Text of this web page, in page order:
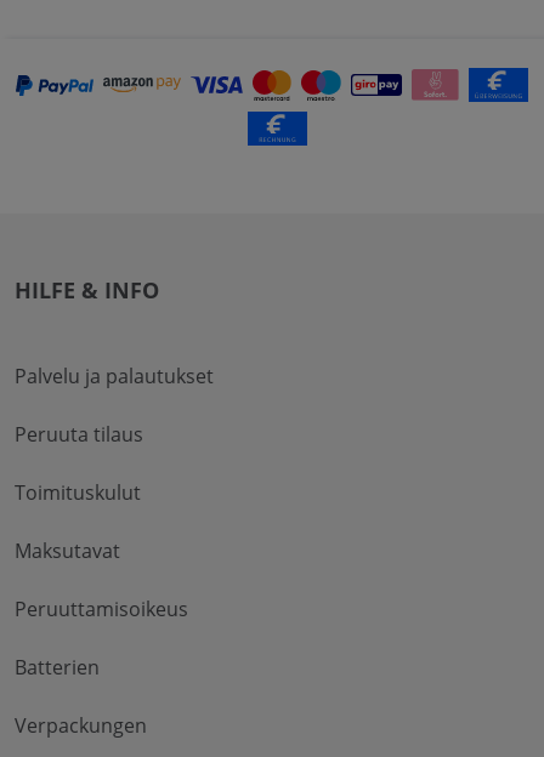
HILFE & INFO
Palvelu ja palautukset
Peruuta tilaus
Toimituskulut
Maksutavat
Peruuttamisoikeus
Batterien
Verpackungen